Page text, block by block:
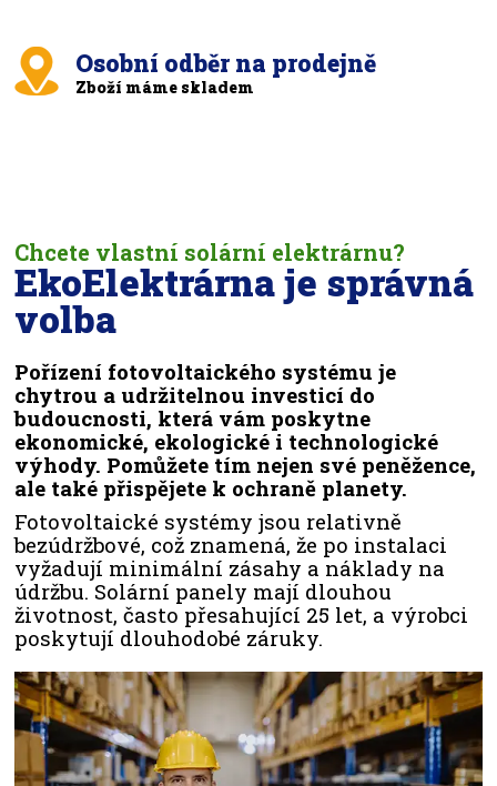
Osobní odběr na prodejně
Zboží máme skladem
Chcete vlastní solární elektrárnu?
EkoElektrárna je správná
volba
Pořízení fotovoltaického systému je
chytrou a udržitelnou investicí do
budoucnosti, která vám poskytne
ekonomické, ekologické i technologické
výhody. Pomůžete tím nejen své peněžence,
ale také přispějete k ochraně planety.
Fotovoltaické systémy jsou relativně
bezúdržbové, což znamená, že po instalaci
vyžadují minimální zásahy a náklady na
údržbu. Solární panely mají dlouhou
životnost, často přesahující 25 let, a výrobci
poskytují dlouhodobé záruky.